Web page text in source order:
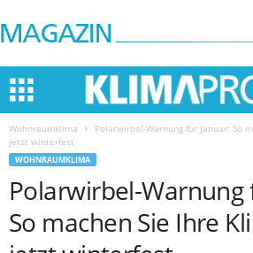
Wohnraumklima
Polarwirbel-Warnung für Januar: So
jetzt winterfest
WOHNRAUMKLIMA
Polarwirbel-Warnung
So machen Sie Ihre